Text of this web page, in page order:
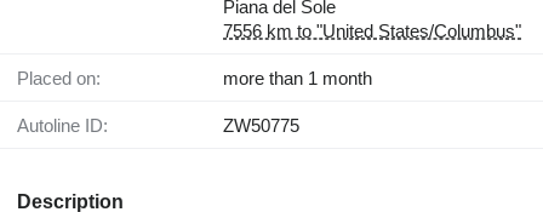
Piana del Sole
7556 km to "United States/Columbus"
Placed on: more than 1 month
Autoline ID: ZW50775
Description